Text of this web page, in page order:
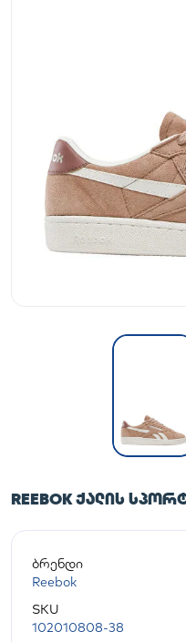
REEBOK ᲥᲐᲚᲘᲡ
ბრენდი
Reebok
SKU
102010808-38